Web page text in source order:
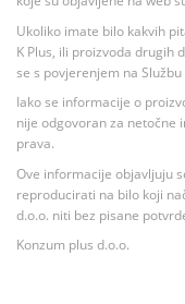
Ukoliko imate bilo kakvih
K Plus, ili proizvoda drugih
se s povjerenjem na Službu
Iako se informacije o
nije odgovoran za netočne
prava.
Ove informacije objavljuju
reproducirati na bilo koji
d.o.o. niti bez pisane
Konzum plus d.o.o.